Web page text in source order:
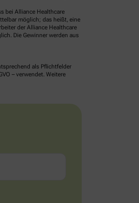
bei Alliance Healthcare
möglich; das heißt, eine
der Alliance Healthcare
Die Gewinner werden aus
als Pflichtfelder
– verwendet. Weitere